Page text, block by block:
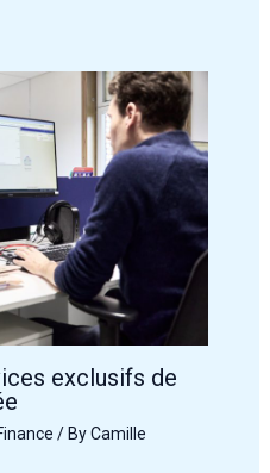
exclusifs de
/ ByCamille